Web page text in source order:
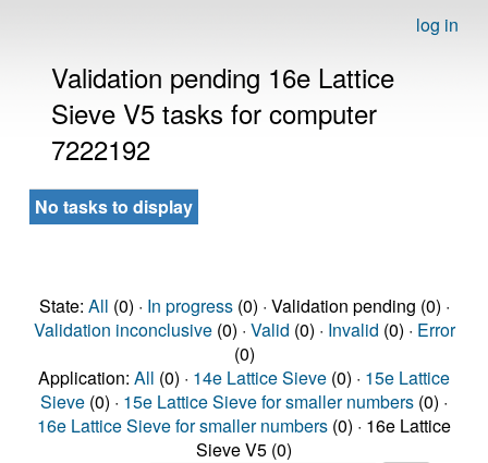
log in
Validation pending 16e Lattice
Sieve V5 tasks for computer
7222192
No tasks to display
State: All (0) · In progress(0) · Validation pending (0) ·
Validation inconclusive(0) · Valid (0) · Invalid (0) · Error
(0)
Application: All (0) · 14e Lattice Sieve (0) · 15e Lattice
Sieve (0) · 15e Lattice Sieve for smaller numbers (0) ·
16e Lattice Sieve for smaller numbers (0) · 16e Lattice
Sieve V5 (0)